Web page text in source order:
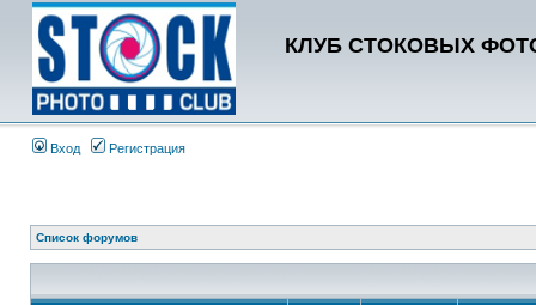
КЛУБ СТОКОВЫХ
Вход Регистрация
Список форумов